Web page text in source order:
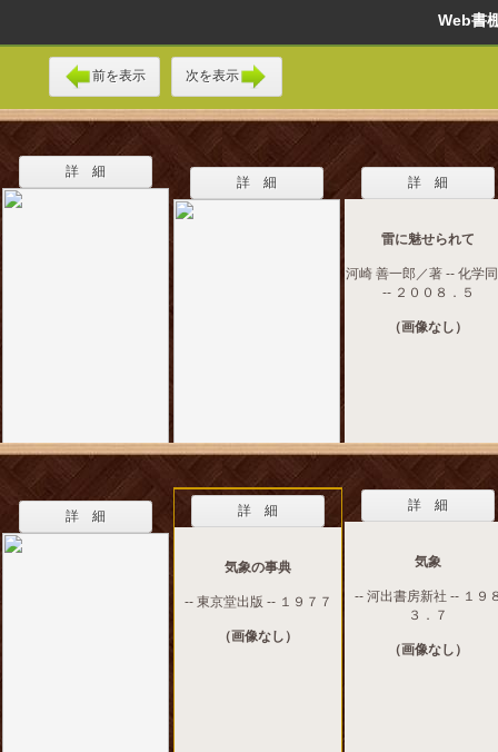
Web
前を表示 次を表示
詳 細
詳 細 詳 細
雷に魅せられて
河崎 善一郎／著 -- 化学
-- ２００８．５
（画像なし）
詳 細 詳 細
気象の事典
-- 東京堂出版 -- １９７７
（画像なし）
詳 細
気象
-- 河出書房新社 -- １９
３．７
（画像なし）